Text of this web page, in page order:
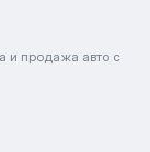
и продажа авто с